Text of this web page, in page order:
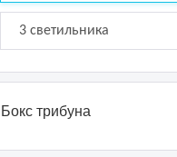
3 светильника
Бокс трибуна